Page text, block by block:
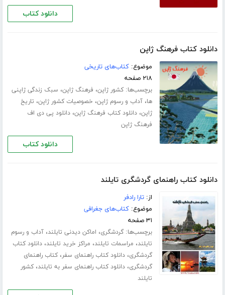
دانلود کتاب
دانلود کتاب فرهنگ ژاپن
موضوع:کتاب‌های تاریخی
۲۱۸ صفحه
برچسب‌ها:کشور ژاپن، فرهنگ ژاپن، سبک زندگی ژاپنی
ها،آداب و رسوم ژاپن، خصوصیات کشور ژاپن، تاریخ
ژاپن،دانلود کتاب فرهنگ ژاپن،دانلود پی دی اف
فرهنگ ژاپن
دانلود کتاب
دانلود کتاب راهنمای گردشگری تایلند
از:تارا رادفر
موضوع:کتاب‌های جغرافی
۳۱ صفحه
برچسب‌ها:گردشگری، اماکن دیدنی تایلند،آداب و رسوم
تایلند، مراسمات تایلند، مراکز خرید تایلند،دانلود کتاب
گردشگری،دانلود کتاب راهنمای سفر،کتاب راهنمای
گردشگری،دانلود کتاب راهنمای سفر به تایلند،کشور
تایلند